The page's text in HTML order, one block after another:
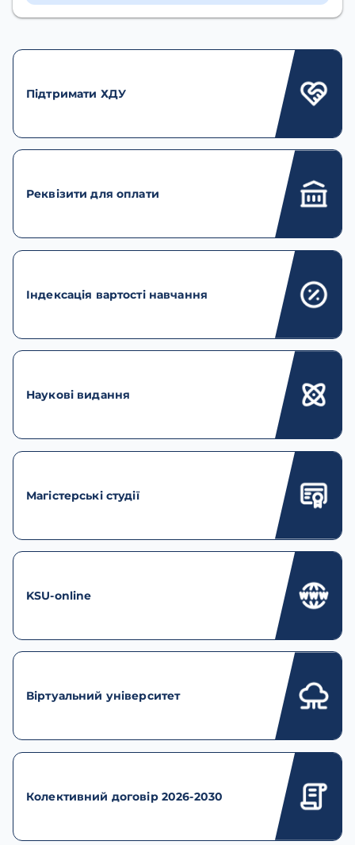
Підтримати ХДУ
Реквізити для оплати
Індексація вартості навчання
Наукові видання
Магістерські студії
KSU-online
Віртуальний університет
Колективний договір 2026-2030